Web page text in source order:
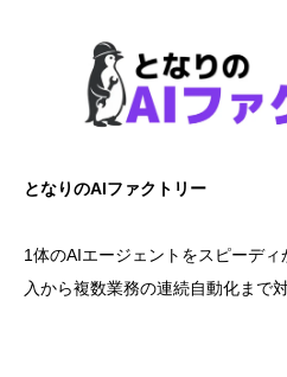
となりのAIファクトリー
1体のAIエージェントをスピーデ
入から複数業務の連続自動化まで